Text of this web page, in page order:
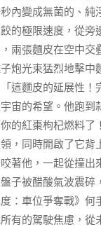
內變成無菌的、純
的極限速度，從
兩張麵皮在空中
炮光束猛烈地擊
這麵皮的延展性
宙的希望。他跑
的紅棗枸杞燃料
，同時開啟了它
著他，一起從撞出
子被醋酸氣波震
：車位爭奪戰》何
有的駕駛焦慮，從